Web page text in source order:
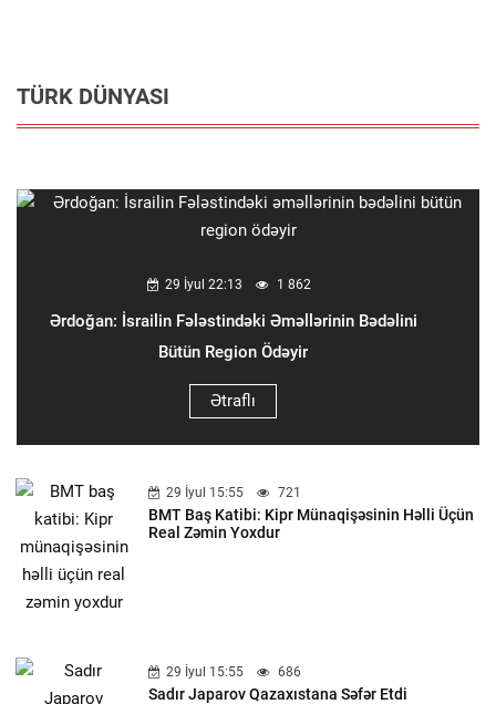
TÜRK DÜNYASI
29 İyul 22:13 1 862
Ərdoğan: İsrailin Fələstindəki Əməllərinin Bədəlini
Bütün Region Ödəyir
Ətraflı
29 İyul 15:55 721
BMT Baş Katibi: Kipr Münaqişəsinin Həlli Üçün
Real Zəmin Yoxdur
29 İyul 15:55 686
Sadır Japarov Qazaxıstana Səfər Etdi